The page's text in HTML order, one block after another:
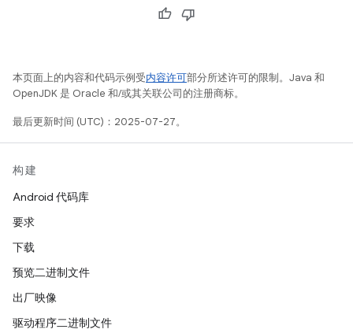
本页面上的内容和代码示例受内容许可部分所述许可的限制。Java 和
OpenJDK 是 Oracle 和/或其关联公司的注册商标。
最后更新时间 (UTC)：2025-07-27。
构建
Android 代码库
要求
下载
预览二进制文件
出厂映像
驱动程序二进制文件